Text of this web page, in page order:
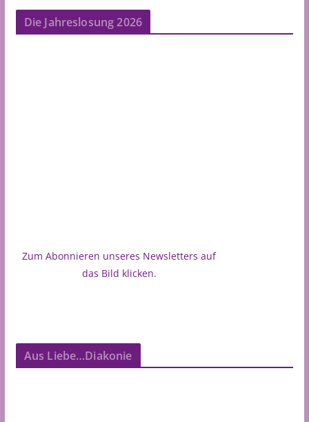
Die Jahreslosung 2026
Zum Abonnieren unseres Newsletters auf
das Bild klicken.
Aus Liebe…Diakonie